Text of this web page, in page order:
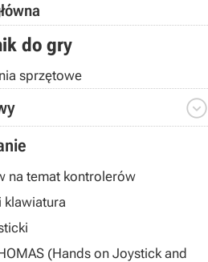
do gry
sprzętowe

na temat kontrolerów
klawiatura
(Hands on Joystick and